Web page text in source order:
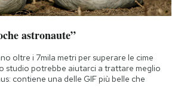
astronaute”
oltre i 7mila metri per superare le cime
studio potrebbe aiutarci a trattare meglio
contiene una delle GIF più belle che